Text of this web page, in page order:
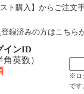
ト購入】からご注文
録済みの方はこちら
インID
角英数）
※ロ
です